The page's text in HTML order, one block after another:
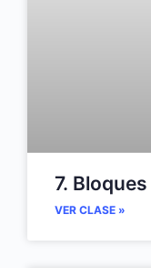
7.
VER CLASE »